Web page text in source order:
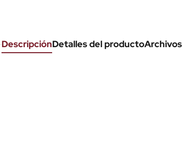
DescripciónDetalles del producto